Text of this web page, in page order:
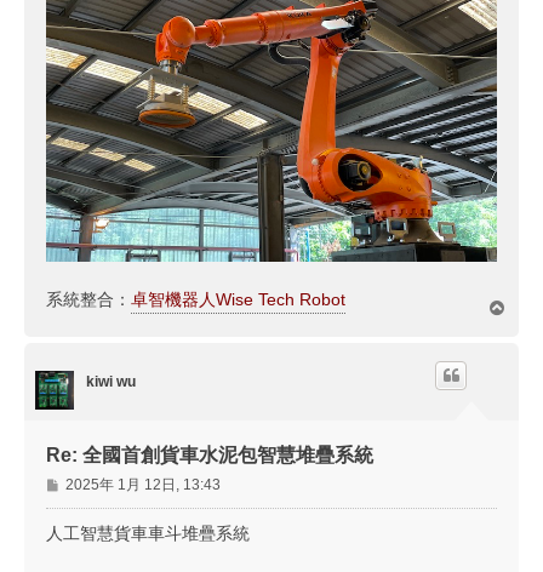
系統整合： 卓智機器人Wise Tech Robot
kiwi wu
Re: 全國首創貨車水泥包智慧堆疊系統
文
章
2025年 1月 12日, 13:43
人工智慧貨車車斗堆疊系統